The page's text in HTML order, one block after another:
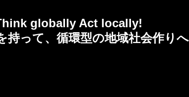
globally Act locally!
持って、循環型の地域社会作りへ